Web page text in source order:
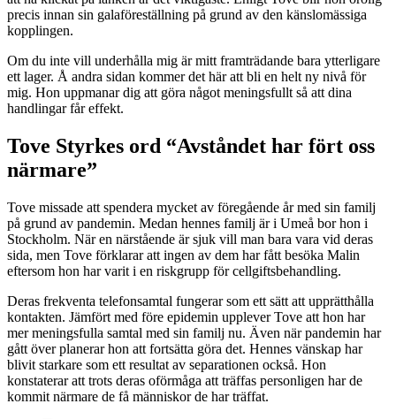
precis innan sin galaföreställning på grund av den känslomässiga
kopplingen.
Om du inte vill underhålla mig är mitt framträdande bara ytterligare
ett lager. Å andra sidan kommer det här att bli en helt ny nivå för
mig. Hon uppmanar dig att göra något meningsfullt så att dina
handlingar får effekt.
Tove Styrkes ord “Avståndet har fört oss
närmare”
Tove missade att spendera mycket av föregående år med sin familj
på grund av pandemin. Medan hennes familj är i Umeå bor hon i
Stockholm. När en närstående är sjuk vill man bara vara vid deras
sida, men Tove förklarar att ingen av dem har fått besöka Malin
eftersom hon har varit i en riskgrupp för cellgiftsbehandling.
Deras frekventa telefonsamtal fungerar som ett sätt att upprätthålla
kontakten. Jämfört med före epidemin upplever Tove att hon har
mer meningsfulla samtal med sin familj nu. Även när pandemin har
gått över planerar hon att fortsätta göra det. Hennes vänskap har
blivit starkare som ett resultat av separationen också. Hon
konstaterar att trots deras oförmåga att träffas personligen har de
kommit närmare de få människor de har träffat.